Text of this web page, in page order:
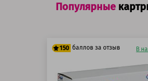
Популярные
150 баллов за отзыв
125 баллов
В